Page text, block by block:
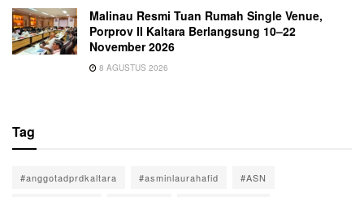
Malinau Resmi Tuan Rumah Single Venue,
Porprov II Kaltara Berlangsung 10–22
November 2026
8 AGUSTUS 2026
Tag
#anggotadprdkaltara #asminlaurahafid #ASN